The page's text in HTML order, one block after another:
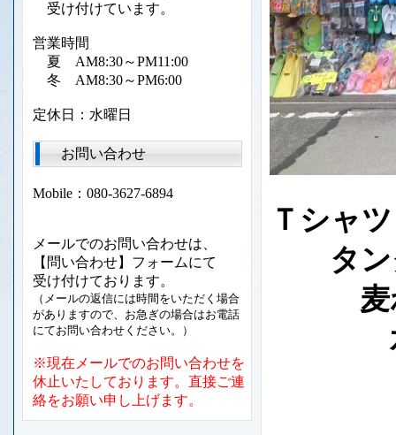
Ｔシャツ
タン
麦わ
水
受け付けています。
営業時間
夏 AM8:30～PM11:00
冬 AM8:30～PM6:00
定休日：水曜日
お問い合わせ
Mobile：080-3627-6894
メールでのお問い合わせは、
【問い合わせ】フォームにて
受け付けております。
（メールの返信には時間をいただく場合
がありますので、お急ぎの場合はお電話
にてお問い合わせください。）
※現在メールでのお問い合わせを
休止いたしております。直接ご連
絡をお願い申し上げます。